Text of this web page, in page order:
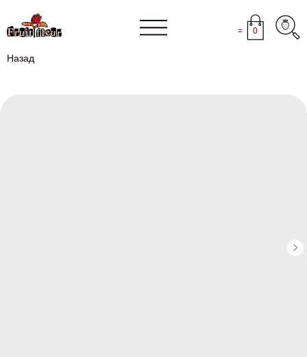
Назад
0
=